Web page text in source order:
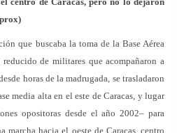
que buscaba la toma de la Base Aérea
de militares que acompañaron a
horas de la madrugada, se trasladaron
media alta en el este de Caracas, y lugar
opositoras desde el año 2002– para
hacia el oeste de Caracas, centro